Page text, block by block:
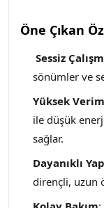
Öne Çıkan
Sessiz
sönümler ve
Yüksek
ile düşük
sağlar.
Dayanıklı
dirençli, uzun